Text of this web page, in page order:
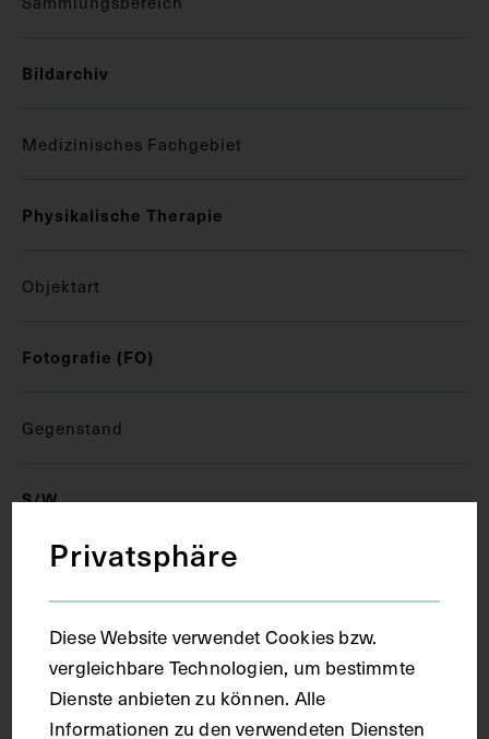
Bildarchiv
Medizinisches Fachgebiet
Physikalische Therapie
Objektart
Fotografie (FO)
Gegenstand
S/W
Datierung
1939
Privatsphäre
Diese Website verwendet Cookies bzw.
vergleichbare Technologien, um bestimmte
Dienste anbieten zu können. Alle
Informationen zu den verwendeten Diensten